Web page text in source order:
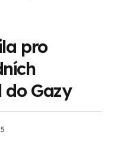
pro
do Gazy